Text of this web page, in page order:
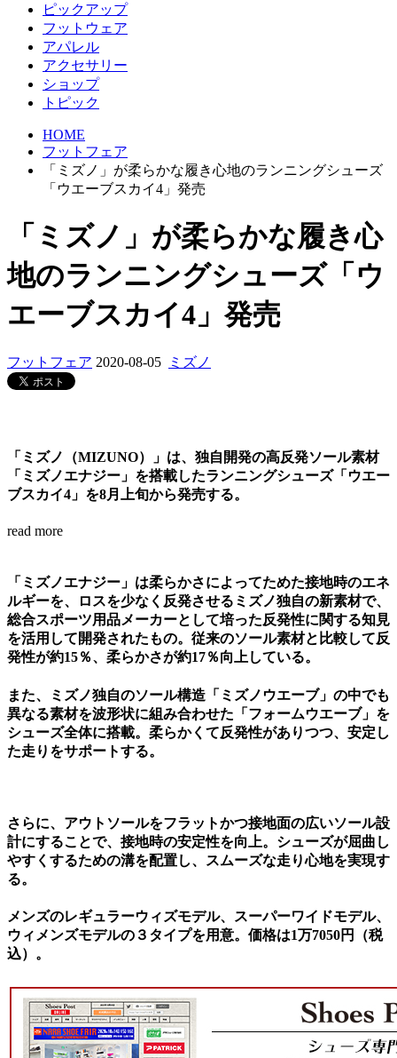
ピックアップ
フットウェア
アパレル
アクセサリー
ショップ
トピック
HOME
フットフェア
「ミズノ」が柔らかな履き心地のランニングシューズ
「ウエーブスカイ4」発売
「ミズノ」が柔らかな履き心
地のランニングシューズ「ウ
エーブスカイ4」発売
フットフェア 2020-08-05 ミズノ
「ミズノ（MIZUNO）」は、独自開発の高反発ソール素材
「ミズノエナジー」を搭載したランニングシューズ「ウエー
ブスカイ4」を8月上旬から発売する。
read more
「ミズノエナジー」は柔らかさによってためた接地時のエネ
ルギーを、ロスを少なく反発させるミズノ独自の新素材で、
総合スポーツ用品メーカーとして培った反発性に関する知見
を活用して開発されたもの。従来のソール素材と比較して反
発性が約15％、柔らかさが約17％向上している。
また、ミズノ独自のソール構造「ミズノウエーブ」の中でも
異なる素材を波形状に組み合わせた「フォームウエーブ」を
シューズ全体に搭載。柔らかくて反発性がありつつ、安定し
た走りをサポートする。
さらに、アウトソールをフラットかつ接地面の広いソール設
計にすることで、接地時の安定性を向上。シューズが屈曲し
やすくするための溝を配置し、スムーズな走り心地を実現す
る。
メンズのレギュラーウィズモデル、スーパーワイドモデル、
ウィメンズモデルの３タイプを用意。価格は1万7050円（税
込）。